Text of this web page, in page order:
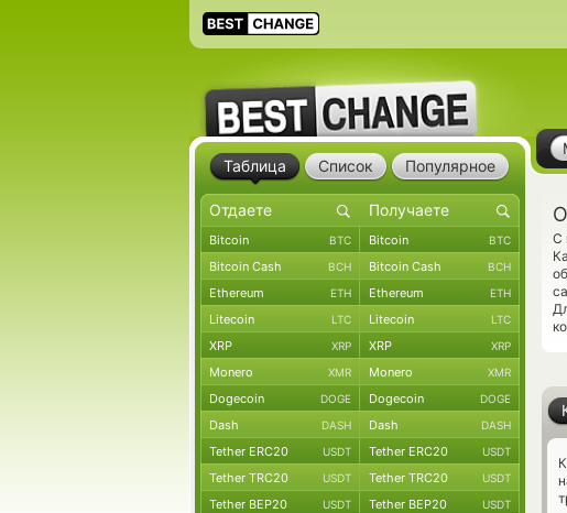
С
Таблица Список Популярное
Bitcoin BTC Bitcoin BTC
Bitcoin Cash BCH Bitcoin Cash BCH
Ethereum ETH Ethereum ETH
Litecoin LTC Litecoin LTC
XRP XRP XRP XRP
Monero XMR Monero XMR
Dogecoin DOGE Dogecoin DOGE
Dash DASH Dash DASH
Tether ERC20 USDT Tether ERC20 USDT
Tether TRC20 USDT Tether TRC20 USDT
Tether BEP20 USDT Tether BEP20 USDT